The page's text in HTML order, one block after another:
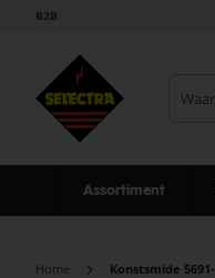
B2B
Assortiment
Home Konstsmide